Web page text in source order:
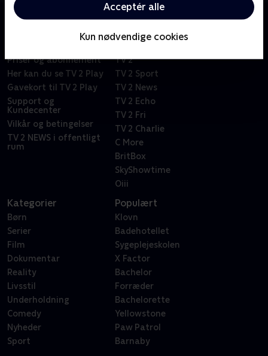
Acceptér alle
Kun nødvendige cookies
Priser og abonnement
Her kan du se TV 2 Play
Gavekort til TV 2 Play
Support og
Kundecenter
Vilkår og betingelser
TV 2 NEWS i offentligt
rum
TV 2
TV 2 Sport
TV 2 News
TV 2 Echo
TV 2 Fri
TV 2 Charlie
C More
BritBox
SkyShowtime
Oiii
Kategorier
Børn
Serier
Film
Dokumentar
Reality
Livsstil
Underholdning
Comedy
Nyheder
Sport
Populært
Klovn
Badehotellet
Sygeplejeskolen
X Factor
Bachelor
Forræder
Bachelorette
Yellowstone
Paw Patrol
Barnaby